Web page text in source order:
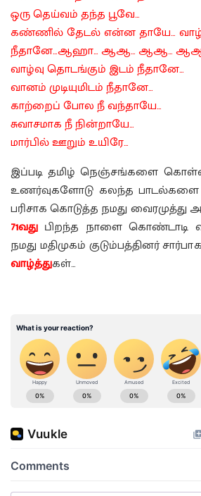
ஒரு தெய்வம் தந்த பூவே…
கண்ணில் தேடல் என்ன தாயே…
நீதானே…ஆஹா… ஆஆ… ஆஆ…
வாழ்வு தொடங்கும் இடம் நீதானே…
வானம் முடியுமிடம் நீதானே…
காற்றைப் போல நீ வந்தாயே…
சுவாசமாக நீ நின்றாயே…
மார்பில் ஊறும் உயிரே…
இப்படி தமிழ் நெஞ்சங்களை
உணர்வுகளோடு கலந்த பாடல்களை
பரிசாக கொடுத்த நமது
71வது பிறந்த நாளை கொண்டாடி
நமது மதிமுகம் குடும்பத்தினர்
வாழ்த்துகள்…